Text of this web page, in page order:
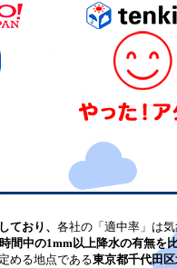
ており、 各社の「適中率」は
間中の1mm以上降水の有無を比
める地点である東京都千代田